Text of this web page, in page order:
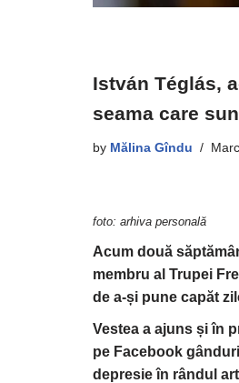
István Téglás,
seama care
by Mălina Gîndu
foto: arhiva personală
Acum două
membru al Trupei
de a-și pune capăt
Vestea a ajuns și în
pe Facebook
depresie în rândul